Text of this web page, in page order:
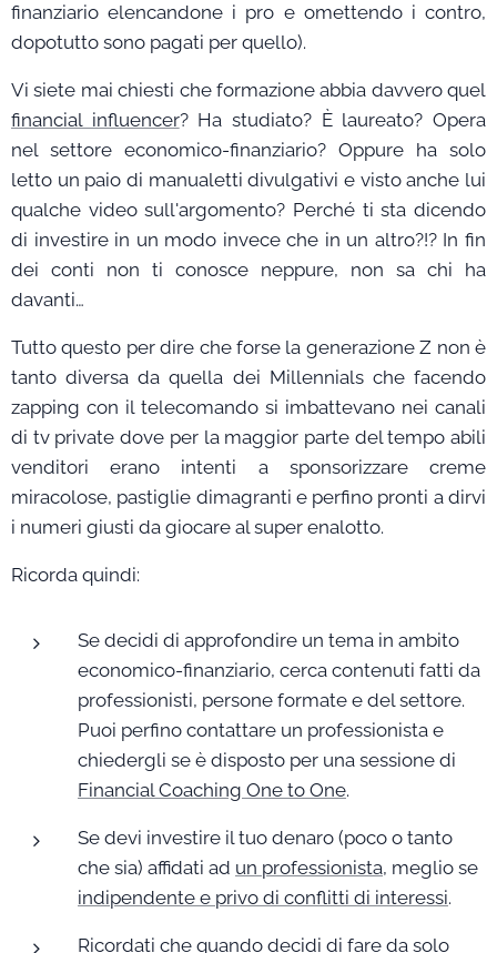
finanziario elencandone i pro e omettendo i contro,
dopotutto sono pagati per quello).
Vi siete mai chiesti che formazione abbia davvero quel
financial influencer? Ha studiato? È laureato? Opera
nel settore economico-finanziario? Oppure ha solo
letto un paio di manualetti divulgativi e visto anche lui
qualche video sull'argomento? Perché ti sta dicendo
di investire in un modo invece che in un altro?!? In fin
dei conti non ti conosce neppure, non sa chi ha
davanti…
Tutto questo per dire che forse la generazione Z non è
tanto diversa da quella dei Millennials che facendo
zapping con il telecomando si imbattevano nei canali
di tv private dove per la maggior parte del tempo abili
venditori erano intenti a sponsorizzare creme
miracolose, pastiglie dimagranti e perfino pronti a dirvi
i numeri giusti da giocare al super enalotto.
Ricorda quindi:
Se decidi di approfondire un tema in ambito
economico-finanziario, cerca contenuti fatti da
professionisti, persone formate e del settore.
Puoi perfino contattare un professionista e
chiedergli se è disposto per una sessione di
Financial Coaching One to One.
Se devi investire il tuo denaro (poco o tanto
che sia) affidati ad un professionista, meglio se
indipendente e privo di conflitti di interessi.
Ricordati che quando decidi di fare da solo